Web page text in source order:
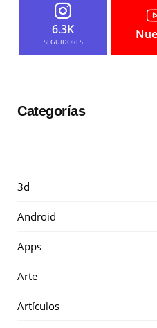
6.3K
SEGUIDORES
Categorías
3d
Android
Apps
Arte
Artículos